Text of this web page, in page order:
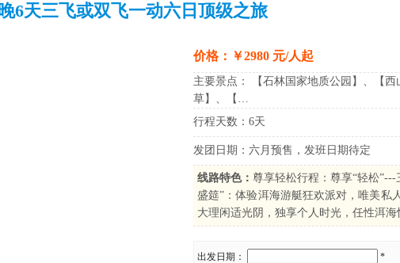
6天三飞或双飞一动六日顶级之旅
价格：￥2980 元/人起
主要景点： 【石林国家地质公园】、【
草】、【…
行程天数：6天
发团日期：六月预售，发班日期待定
线路特色：尊享轻松行程：尊享“轻松
盛筵”：体验洱海游艇狂欢派对，唯美私
大理闲适光阴，独享个人时光，任性洱海
出发日期： *